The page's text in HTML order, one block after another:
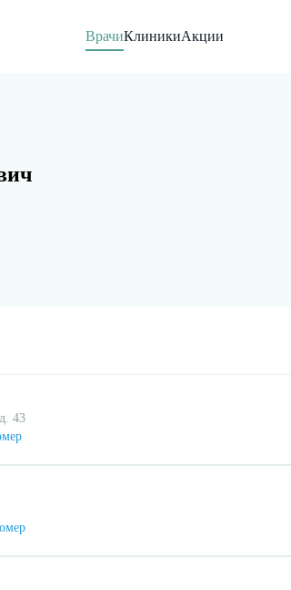
ВрачиКлиникиАкции
43